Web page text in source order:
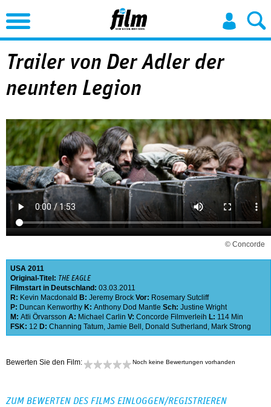
Jump to Navigation
Trailer von Der Adler der
neunten Legion
© Concorde
USA 2011
Original-Titel: THE EAGLE
Filmstart in Deutschland: 03.03.2011
R: Kevin Macdonald B: Jeremy Brock Vor: Rosemary Sutcliff
P: Duncan Kenworthy K: Anthony Dod Mantle Sch: Justine Wright
M: Atli Örvarsson A: Michael Carlin V: Concorde Filmverleih L: 114 Min
FSK: 12 D: Channing Tatum, Jamie Bell , Donald Sutherland , Mark Strong
Bewerten Sie den Film: Noch keine Bewertungen vorhanden
ZUM BEWERTEN DES FILMS EINLOGGEN/REGISTRIEREN